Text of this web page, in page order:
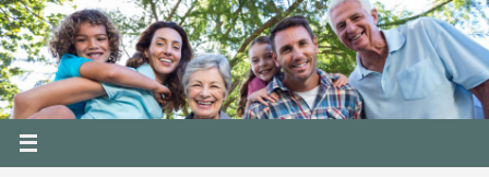
Skip
to
content